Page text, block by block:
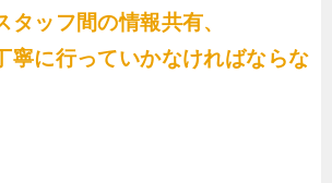
タッフ間の情報共有、
寧に行っていかなければならな